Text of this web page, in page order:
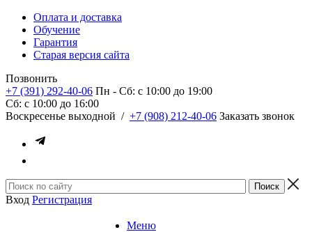
Оплата и доставка
Обучение
Гарантия
Старая версия сайта
Позвонить
+7 (391) 292-40-06 Пн - Сб: c 10:00 до 19:00
Сб: c 10:00 до 16:00
​Воскресенье выходной / +7 (908) 212-40-06 Заказать звонок
Вход Регистрация
Меню